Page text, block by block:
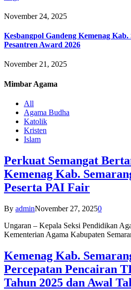
November 24, 2025
Kesbangpol Gandeng Kemenag
Pesantren Award 2026
November 21, 2025
Mimbar Agama
All
Agama Budha
Katolik
Kristen
Islam
Perkuat Semangat
Kemenag Kab.
Peserta PAI Fair
By adminNovember 27, 20250
Ungaran – Kepala Seksi Pendidikan
Kementerian Agama Kabupaten
Kemenag Kab.
Percepatan Pencairan
Tahun 2025 dan Awal